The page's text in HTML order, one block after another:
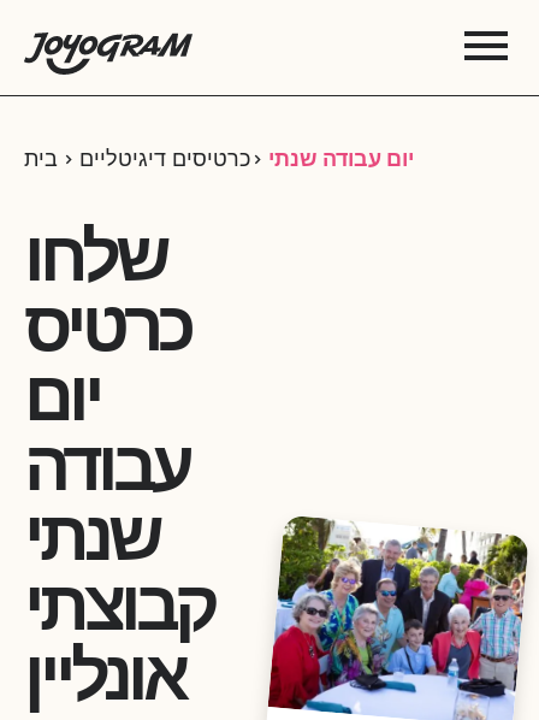
בית כרטיסים דיגיטליים יום עבודה שנתי
שלחו
כרטיס
יום
עבודה
שנתי
קבוצתי
אונליין